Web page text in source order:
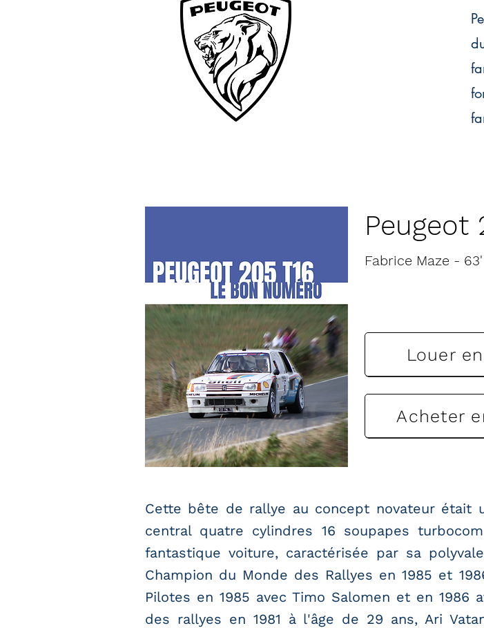
Peugeot
Fabrice Maze - 63'
Louer
Acheter
Cette bête de rallye au concept novateur était
central quatre cylindres 16 soupapes
fantastique voiture, caractérisée par sa
Champion du Monde des Rallyes en 1985 et
Pilotes en 1985 avec Timo Salomen et en 1986
des rallyes en 1981 à l'âge de 29 ans, Ari